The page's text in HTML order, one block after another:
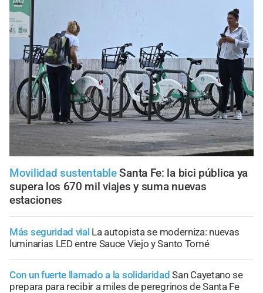
Movilidad sustentable Santa Fe: la bici pública ya
supera los 670 mil viajes y suma nuevas
estaciones
Más seguridad vial La autopista se moderniza: nuevas
luminarias LED entre Sauce Viejo y Santo Tomé
Con un fuerte llamado a la solidaridad San Cayetano se
prepara para recibir a miles de peregrinos de Santa Fe